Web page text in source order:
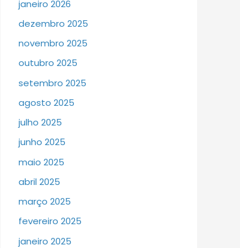
janeiro 2026
dezembro 2025
novembro 2025
outubro 2025
setembro 2025
agosto 2025
julho 2025
junho 2025
maio 2025
abril 2025
março 2025
fevereiro 2025
janeiro 2025